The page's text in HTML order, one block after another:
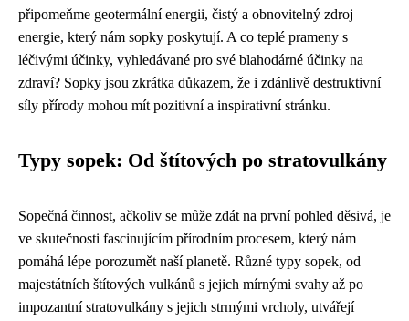
připomeňme geotermální energii, čistý a obnovitelný zdroj
energie, který nám sopky poskytují. A co teplé prameny s
léčivými účinky, vyhledávané pro své blahodárné účinky na
zdraví? Sopky jsou zkrátka důkazem, že i zdánlivě destruktivní
síly přírody mohou mít pozitivní a inspirativní stránku.
Typy sopek: Od štítových po stratovulkány
Sopečná činnost, ačkoliv se může zdát na první pohled děsivá, je
ve skutečnosti fascinujícím přírodním procesem, který nám
pomáhá lépe porozumět naší planetě. Různé typy sopek, od
majestátních štítových vulkánů s jejich mírnými svahy až po
impozantní stratovulkány s jejich strmými vrcholy, utvářejí